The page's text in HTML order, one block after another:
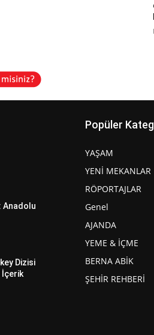
Anadolu
Dizisi
İçerik
Popüler
YAŞAM
YENİ MEKANLAR
RÖPORTAJLAR
Genel
AJANDA
YEME & İÇME
BERNA ABİK
ŞEHİR REHBERİ